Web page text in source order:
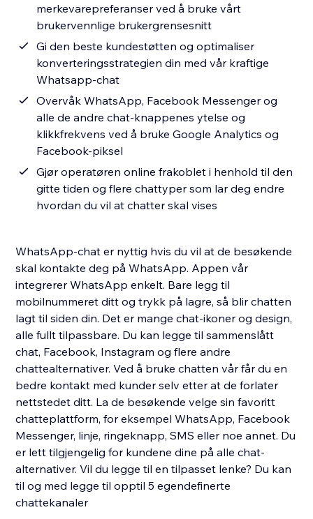
merkevarepreferanser ved å bruke vårt
brukervennlige brukergrensesnitt
Gi den beste kundestøtten og optimaliser
konverteringsstrategien din med vår kraftige
Whatsapp-chat
Overvåk WhatsApp, Facebook Messenger og
alle de andre chat-knappenes ytelse og
klikkfrekvens ved å bruke Google Analytics og
Facebook-piksel
Gjør operatøren online frakoblet i henhold til den
gitte tiden og flere chattyper som lar deg endre
hvordan du vil at chatter skal vises
WhatsApp-chat er nyttig hvis du vil at de besøkende
skal kontakte deg på WhatsApp. Appen vår
integrerer WhatsApp enkelt. Bare legg til
mobilnummeret ditt og trykk på lagre, så blir chatten
lagt til siden din. Det er mange chat-ikoner og design,
alle fullt tilpassbare. Du kan legge til sammenslått
chat, Facebook, Instagram og flere andre
chattealternativer. Ved å bruke chatten vår får du en
bedre kontakt med kunder selv etter at de forlater
nettstedet ditt. La de besøkende velge sin favoritt
chatteplattform, for eksempel WhatsApp, Facebook
Messenger, linje, ringeknapp, SMS eller noe annet. Du
er lett tilgjengelig for kundene dine på alle chat-
alternativer. Vil du legge til en tilpasset lenke? Du kan
til og med legge til opptil 5 egendefinerte
chattekanaler